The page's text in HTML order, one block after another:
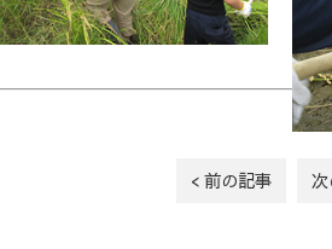
< 前の記事